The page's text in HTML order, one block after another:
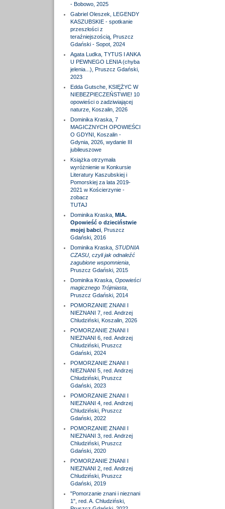
- Bobowo, 2025
Gabriel Oleszek, LEGENDY
KASZUBSKIE - spotkanie
przeszłości z
teraźniejszością, Pruszcz
Gdański - Sopot, 2024
Agata Ludka, TYTUS I ANKA
U PEWNEGO LENIA (chyba
jelenia...), Pruszcz Gdański,
2023
Edda Gutsche, KSIĘŻYC W
NIEBEZPIECZEŃSTWIE! 10
opowieści o zadziwiającej
naturze, Koszalin, 2026
Dominika Kraska, 7
MAGICZNYCH OPOWIEŚCI
O GDYNI, Koszalin -
Gdynia, 2026, wydanie III
jubileuszowe
Książka otrzymała
wyróżnienie w Konkursie
Literatury Kaszubskiej i
Pomorskiej za lata 2019-
2021 w Kościerzynie -
zobacz
TUTAJ
Dominika Kraska, MIA.
Opowieść o dzieciństwie
mojej babci, Pruszcz
Gdański, 2016
Dominika Kraska, STUDNIA
CZASU, czyli jak odnaleźć
zagubione wspomnienia,
Pruszcz Gdański, 2015
Dominika Kraska, Opowieści
magicznego Trójmiasta,
Pruszcz Gdański, 2014
POMORZANIE ZNANI I
NIEZNANI 7, red. Andrzej
Chludziński, Koszalin, 2026
POMORZANIE ZNANI I
NIEZNANI 6, red. Andrzej
Chludziński, Pruszcz
Gdański, 2024
POMORZANIE ZNANI I
NIEZNANI 5, red. Andrzej
Chludziński, Pruszcz
Gdański, 2023
POMORZANIE ZNANI I
NIEZNANI 4, red. Andrzej
Chludziński, Pruszcz
Gdański, 2022
POMORZANIE ZNANI I
NIEZNANI 3, red. Andrzej
Chludziński, Pruszcz
Gdański, 2020
POMORZANIE ZNANI I
NIEZNANI 2, red. Andrzej
Chludziński, Pruszcz
Gdański, 2019
"Pomorzanie znani i nieznani
1", red. A. Chludziński,